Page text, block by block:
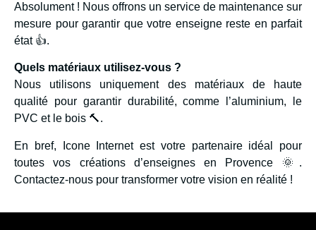
Absolument ! Nous offrons un service de maintenance sur
mesure pour garantir que votre enseigne reste en parfait
état 👍.
Quels matériaux utilisez-vous ?
Nous utilisons uniquement des matériaux de haute
qualité pour garantir durabilité, comme l’aluminium, le
PVC et le bois 🔨.
En bref, Icone Internet est votre partenaire idéal pour
toutes vos créations d’enseignes en Provence 🌞.
Contactez-nous pour transformer votre vision en réalité !